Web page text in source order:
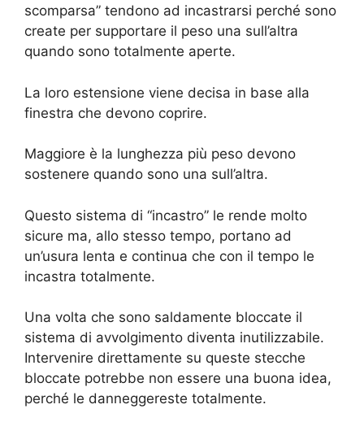
scomparsa” tendono ad incastrarsi perché sono
create per supportare il peso una sull’altra
quando sono totalmente aperte.
La loro estensione viene decisa in base alla
finestra che devono coprire.
Maggiore è la lunghezza più peso devono
sostenere quando sono una sull’altra.
Questo sistema di “incastro” le rende molto
sicure ma, allo stesso tempo, portano ad
un’usura lenta e continua che con il tempo le
incastra totalmente.
Una volta che sono saldamente bloccate il
sistema di avvolgimento diventa inutilizzabile.
Intervenire direttamente su queste stecche
bloccate potrebbe non essere una buona idea,
perché le danneggereste totalmente.